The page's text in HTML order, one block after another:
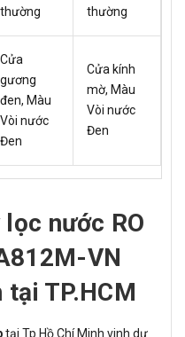
thường thường
Cửa
gương
đen, Màu
Vòi nước
Đen
Cửa kính
mờ, Màu
Vòi nước
Đen
nước RO
VN
TP.HCM
tại Tp Hồ Chí Minh vinh dự